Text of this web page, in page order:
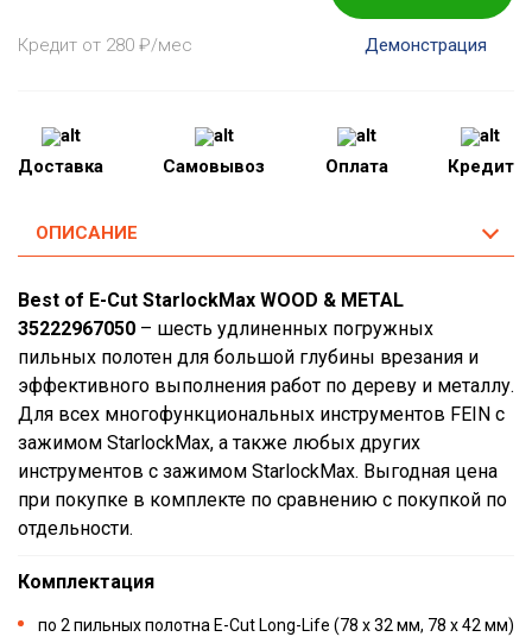
Кредит от 280 ₽/мес Демонстрация
Доставка Самовывоз Оплата Кредит
ОПИСАНИЕ
Best of E-Cut StarlockMax WOOD & METAL
35222967050 – шесть удлиненных погружных
пильных полотен для большой глубины врезания и
эффективного выполнения работ по дереву и металлу.
Для всех многофункциональных инструментов FEIN с
зажимом StarlockMax, а также любых других
инструментов с зажимом StarlockMax. Выгодная цена
при покупке в комплекте по сравнению с покупкой по
отдельности.
Комплектация
по 2 пильных полотна E-Cut Long-Life (78 x 32 мм, 78 x 42 мм)